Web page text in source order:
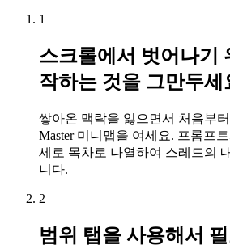
1
스크롤에서 벗어나기
작하는 것을 그만두세
쌓아온 맥락을 잃으면서 처음부
Master 미니맵을 여세요. 프롬프
세로 목차로 나열하여 스레드의
니다.
2
범위 탭을 사용해서